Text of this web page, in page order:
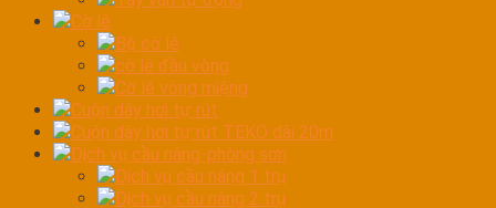
Cờ lê
Bộ cờ lê
cờ lê đầu vòng
Cờ lê vòng miệng
Cuộn dây hơi tự rút
Cuộn dây hơi tự rút TEKO dài 20m
Dịch vụ cầu nâng-phòng sơn
Dịch vụ cầu nâng 1 trụ
Dịch vụ cầu nâng 2 trụ